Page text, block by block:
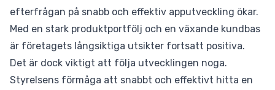
efterfrågan på snabb och effektiv apputveckling ökar.
Med en stark produktportfölj och en växande kundbas
är företagets långsiktiga utsikter fortsatt positiva.
Det är dock viktigt att följa utvecklingen noga.
Styrelsens förmåga att snabbt och effektivt hitta en